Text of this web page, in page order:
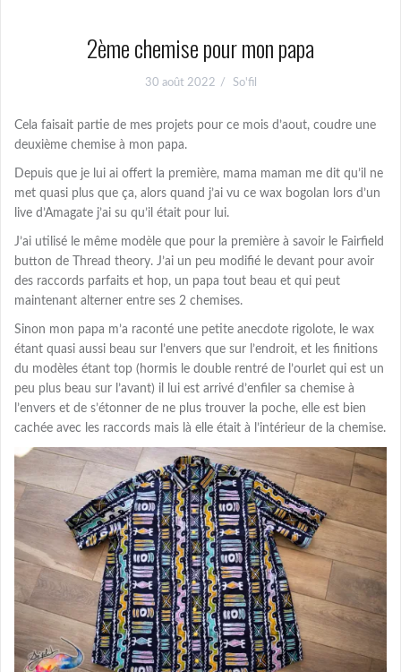
2ème chemise pour mon papa
30 août 2022 So'fil
Cela faisait partie de mes projets pour ce mois d’aout, coudre une
deuxième chemise à mon papa.
Depuis que je lui ai offert la première, mama maman me dit qu’il ne
met quasi plus que ça, alors quand j’ai vu ce wax bogolan lors d’un
live d’Amagate j’ai su qu’il était pour lui.
J’ai utilisé le même modèle que pour la première à savoir le Fairfield
button de Thread theory. J’ai un peu modifié le devant pour avoir
des raccords parfaits et hop, un papa tout beau et qui peut
maintenant alterner entre ses 2 chemises.
Sinon mon papa m’a raconté une petite anecdote rigolote, le wax
étant quasi aussi beau sur l’envers que sur l’endroit, et les finitions
du modèles étant top (hormis le double rentré de l’ourlet qui est un
peu plus beau sur l’avant) il lui est arrivé d’enfiler sa chemise à
l’envers et de s’étonner de ne plus trouver la poche, elle est bien
cachée avec les raccords mais là elle était à l’intérieur de la chemise.